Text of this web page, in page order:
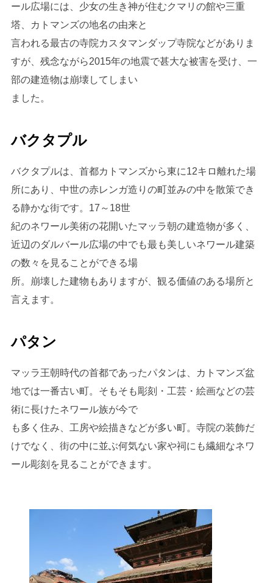
ール広場には、少女の生き神が住むクマリの館や三重
塔、カトマンズの地名の由来と
言われる最古の寺院カスタマンダップ寺院などがありま
すが、残念ながら2015年の地震で甚大な被害を受け、一
部の建造物は崩壊してしまい
ました。
バクタプル
バクタプルは、首都カトマンズから東に12キロ離れた場
所にあり、中世の赤レンガ造りの町並みの中を散策でき
る静かな街です。17～18世
紀のネワール美術の花開いたマッラ朝の建造物が多く、
近辺のダルバール広場の中でも最も美しいネワール建築
の数々を見ることができる場
所。崩壊した建物もありますが、観る価値のある場所と
言えます。
パタン
マッラ王朝時代の首都であったパタンは、カトマンズ盆
地では一番古い町。そもそも彫刻・工芸・絵画などの芸
術に長けたネワール族が今で
も多く住み、工房や絵描きなどが多い町。寺院の装飾だ
けでなく、街の中に並ぶ何気ない家や祠にも繊細なネワ
ール彫刻を見ることができます。